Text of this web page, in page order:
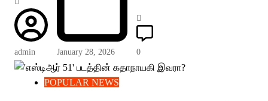
admin January 28, 2026 0
POPULAR NEWS